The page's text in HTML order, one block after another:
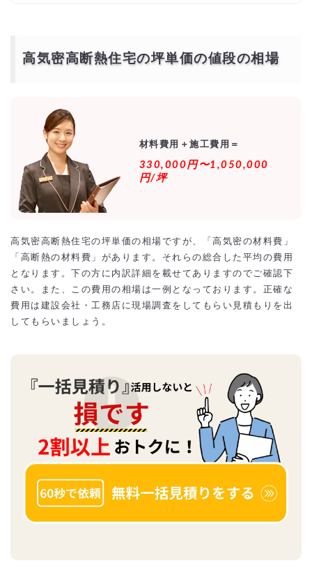
高気密高断熱住宅の見積もりを予算オーバーしないよ
探す！
より安価で依頼するには？
高気密高断熱住宅の坪単価の値段の相場
材料費用＋施工費用＝
330,000円〜1,050,000
円/坪
高気密高断熱住宅の坪単価の相場ですが、「高気密の材料費」
「高断熱の材料費」があります。それらの総合した平均の費用
となります。下の方に内訳詳細を載せてありますのでご確認下
さい。また、この費用の相場は一例となっております。正確な
費用は建設会社・工務店に現場調査をしてもらい見積もりを出
してもらいましょう。